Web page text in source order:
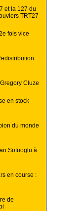
et la 127 du
TRT27
fois vice
Cluze
en stock
du monde
Sofuoglu à
en course :
de